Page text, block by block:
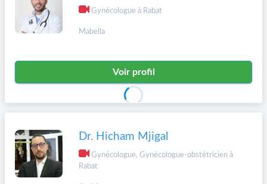
Gynécologue à Rabat
Mabella
Voir profil
Dr. Hicham Mjigal
Gynécologue, Gynécologue-obstétricien à
Rabat